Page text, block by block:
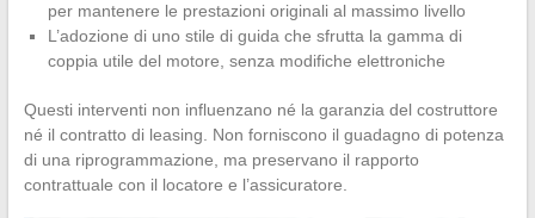
per mantenere le prestazioni originali al massimo livello
L’adozione di uno stile di guida che sfrutta la gamma di
coppia utile del motore, senza modifiche elettroniche
Questi interventi non influenzano né la garanzia del costruttore
né il contratto di leasing. Non forniscono il guadagno di potenza
di una riprogrammazione, ma preservano il rapporto
contrattuale con il locatore e l’assicuratore.